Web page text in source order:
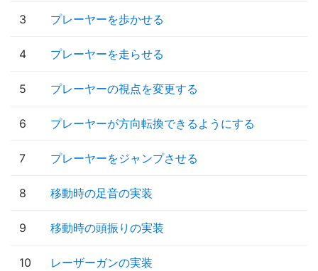
3 プレーヤーを歩かせる
4 プレーヤーを走らせる
5 プレーヤーの視点を変更する
6 プレーヤーが方向転換できるようにする
7 プレーヤーをジャンプさせる
8 移動時の足音の実装
9 移動時の頭振りの実装
10 レーザーガンの実装